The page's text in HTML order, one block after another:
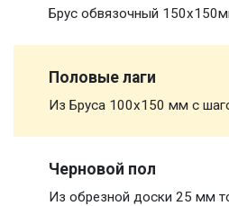
Брус обвязочный
Половые лаги
Из Бруса 100х150 мм с
Черновой пол
Из обрезной доски 25 мм